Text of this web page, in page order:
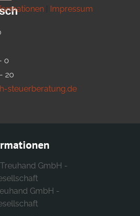
0
20
steuerberatung.de
GmbH -
| Impressum